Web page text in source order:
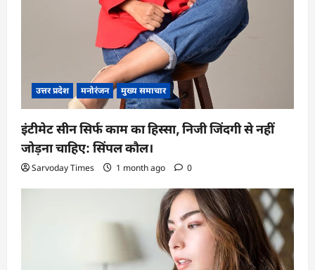
उत्तर प्रदेश मनोरंजन मुख्य समाचार
इंटीमेट सीन सिर्फ काम का हिस्सा, निजी जिंदगी से नहीं
जोड़ना चाहिए: सिंपल कौल।
Sarvoday Times 1 month ago 0